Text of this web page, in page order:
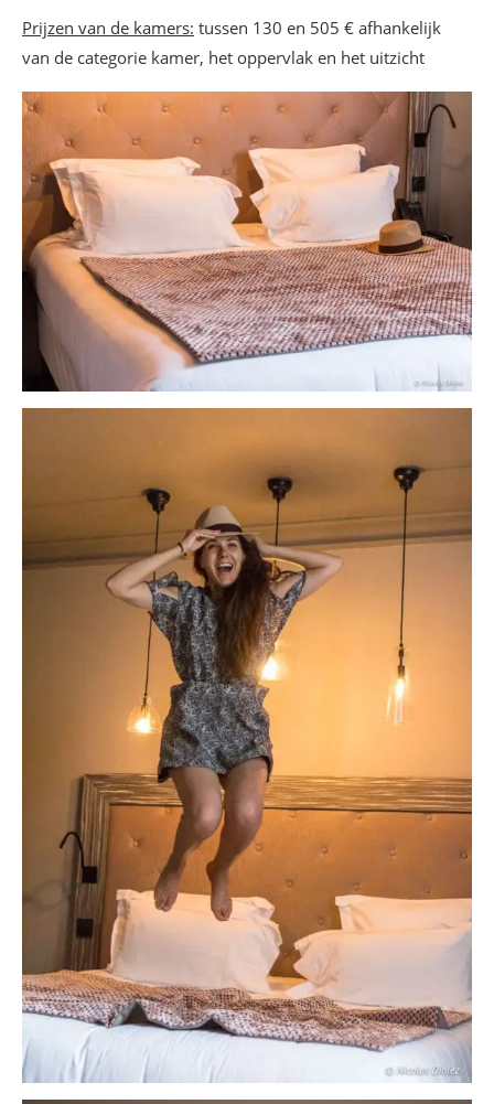
Prijzen van de kamers: tussen 130 en 505 € afhankelijk
van de categorie kamer, het oppervlak en het uitzicht